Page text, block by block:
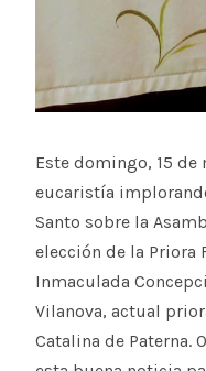
Este domingo, 15 de
eucaristía
Santo sobre la
elección de la Priora
Inmaculada
Vilanova, actual
Catalina de Paterna.